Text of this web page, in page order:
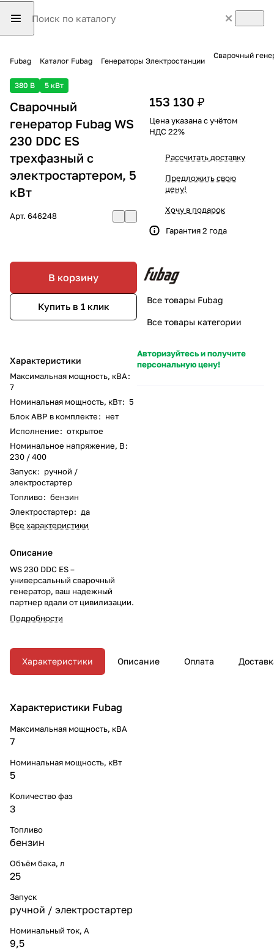
Fubag Каталог Fubag Генераторы Электростанции
Сварочный
380 В 5 кВт
Сварочный
генератор Fubag WS
230 DDC ES
трехфазный с
электростартером, 5
кВт
Арт. 646248
В корзину
Купить в 1 клик
Характеристики
Максимальная мощность, кВА:
7
Номинальная мощность, кВт: 5
Блок АВР в комплекте: нет
Исполнение: открытое
Номинальное напряжение, В:
230 / 400
Запуск: ручной /
электростартер
Топливо: бензин
Электростартер: да
Все характеристики
Описание
WS 230 DDC ES –
универсальный сварочный
генератор, ваш надежный
партнер вдали от цивилизации.
Подробности
153 130 ₽
Цена указана с учётом
НДС 22%
Рассчитать доставку
Предложить свою
цену!
Хочу в подарок
Гарантия 2 года
Все товары Fubag
Все товары категории
Авторизуйтесь и получите
персональную цену!
Характеристики Описание Оплата
Характеристики Fubag
Максимальная мощность, кВА
7
Номинальная мощность, кВт
5
Количество фаз
3
Топливо
бензин
Объём бака, л
25
Запуск
ручной / электростартер
Номинальный ток, A
9,5